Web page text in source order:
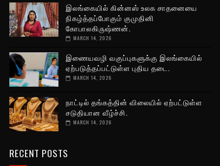
இலங்கையில் கின்னஸ் உலக சாதனையை
நிகழ்த்தப்போகும் குமுதினி
கோபாலகிருஷ்ணன்.
MARCH 14, 2026
இணையவழி வகுப்புகளுக்கு இலங்கையில்
ஏற்படுத்தப்பட்டுள்ள புதிய தடை.
MARCH 14, 2026
நாட்டில் தங்கத்தின் விலையில் ஏற்பட்டுள்ள
சடுதியான வீழ்ச்சி.
MARCH 14, 2026
RECENT POSTS